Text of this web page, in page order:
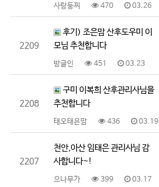
사랑둥찌 470 03.26
2209
후기) 조은맘 산후도우미 이
모님 추천합니다
방글인 451 03.23
2208
구미 이복희 산후관리사님을
추천합니다
태오태은맘 436 03.19
2207
천안,아산 임태은 관리사님 감
사합니다~!
으나무가 399 03.17